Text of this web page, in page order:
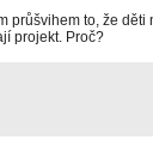
průšvihem to, že děti
projekt. Proč?